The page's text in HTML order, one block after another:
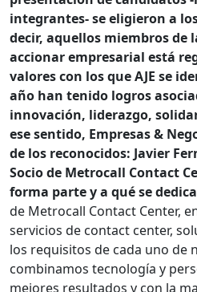
integrantes- se eligieron a
decir, aquellos miembros de
accionar empresarial está
valores con los que AJE se
año han tenido logros
innovación, liderazgo,
ese sentido, Empresas &
de los reconocidos: Javier
Socio de Metrocall Contact
forma parte y a qué se
de Metrocall Contact Center,
servicios de contact center,
los requisitos de cada uno de
combinamos tecnología y
mejores resultados y con la